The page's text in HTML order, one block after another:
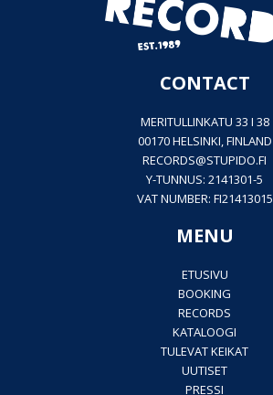
CONTACT
MERITULLINKATU 33 I 38
00170 HELSINKI, FINLAND
RECORDS@STUPIDO.FI
Y-TUNNUS: 2141301-5
VAT NUMBER: FI21413015
MENU
ETUSIVU
BOOKING
RECORDS
KATALOOGI
TULEVAT KEIKAT
UUTISET
PRESSI